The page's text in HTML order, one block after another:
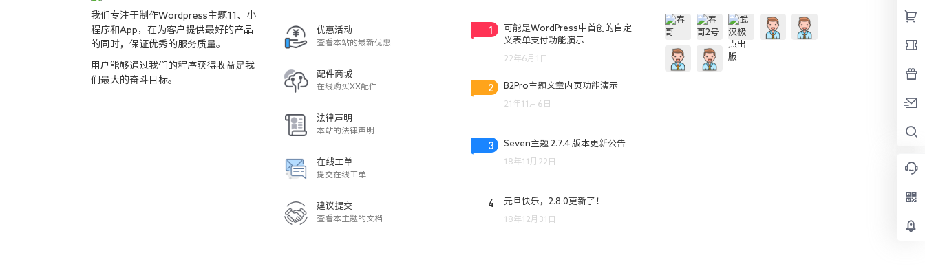
我们专注于制作Wordpress主题11、小
程序和App，在为客户提供最好的产品
的同时，保证优秀的服务质量。
用户能够通过我们的程序获得收益是我
们最大的奋斗目标。
优惠活动
查看本站的最新优惠
配件商城
在线购买XX配件
法律声明
本站的法律声明
在线工单
提交在线工单
建议提交
查看本主题的文档
1
可能是WordPress中首创的自定
义表单支付功能演示
22年6月1日
2 B2Pro主题文章内页功能演示
21年11月6日
3 Seven主题 2.7.4 版本更新公告
18年11月22日
4 元旦快乐，2.8.0更新了！
18年12月31日